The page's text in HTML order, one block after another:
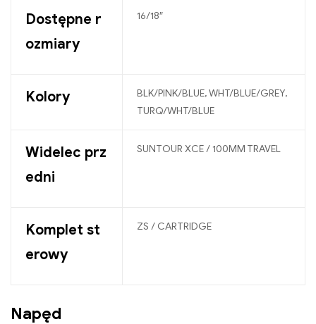
Dostępne r
ozmiary
16/18″
Kolory
BLK/PINK/BLUE, WHT/BLUE/GREY,
TURQ/WHT/BLUE
Widelec prz
edni
SUNTOUR XCE / 100MM TRAVEL
Komplet st
erowy
ZS / CARTRIDGE
Napęd